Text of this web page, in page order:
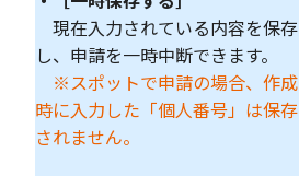
現在入力されている内容を保存
し、申請を一時中断できます。
※スポットで申請の場合、作成
時に入力した「個人番号」は保存
されません。